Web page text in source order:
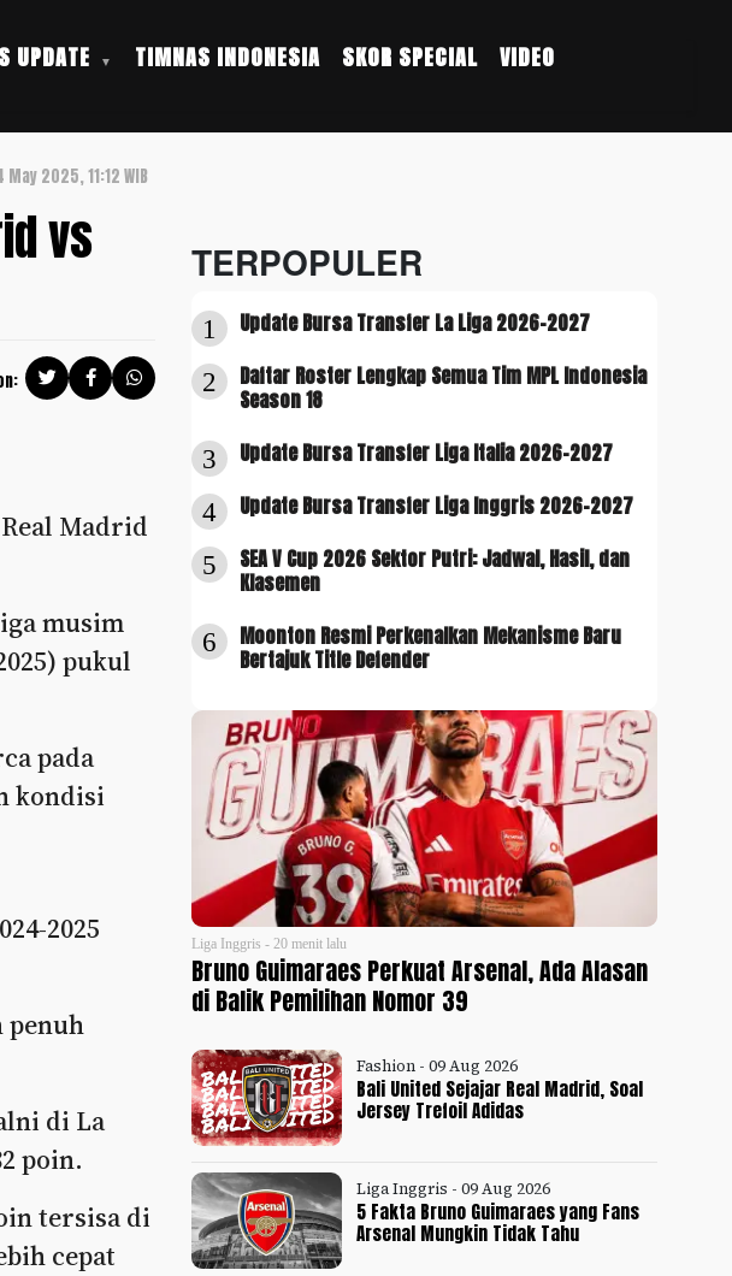
UPDATE TIMNAS INDONESIA SKOR SPECIAL VIDEO
May 2025, 11:12 WIB
vs
Madrid
musim
pukul
pada
kondisi
2025
penuh
di La
poin.
tersisa di
cepat
TERPOPULER
1 Update Bursa Transfer La Liga 2026-2027
2
Daftar Roster Lengkap Semua Tim MPL Indonesia
Season 18
3 Update Bursa Transfer Liga Italia 2026-2027
4 Update Bursa Transfer Liga Inggris 2026-2027
5
SEA V Cup 2026 Sektor Putri: Jadwal, Hasil, dan
Klasemen
6
Moonton Resmi Perkenalkan Mekanisme Baru
Bertajuk Title Defender
Liga Inggris - 20 menit lalu
Bruno Guimaraes Perkuat Arsenal, Ada Alasan
di Balik Pemilihan Nomor 39
Fashion - 09 Aug 2026
Bali United Sejajar Real Madrid, Soal
Jersey Trefoil Adidas
Liga Inggris - 09 Aug 2026
5 Fakta Bruno Guimaraes yang Fans
Arsenal Mungkin Tidak Tahu